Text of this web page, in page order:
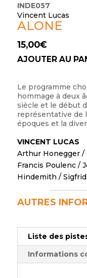
INDE057
Vincent Lucas
ALONE
15,00€
AJOUTER AU
Le programme
hommage à deux
siècle et le début
représentative de
époques et la
VINCENT LUCAS
Arthur Honegger/
Francis Poulenc/
Hindemith /
AUTRES
Liste des
Informations